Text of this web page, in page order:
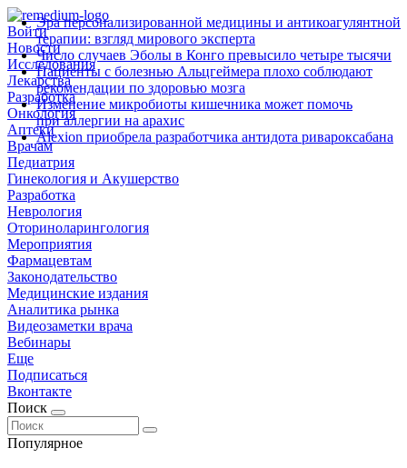
Войти
Новости
Исследования
Лекарства
Разработка
Онкология
Аптеки
Врачам
Педиатрия
Гинекология и Акушерство
Разработка
Неврология
Оториноларингология
Мероприятия
Фармацевтам
Законодательство
Медицинские издания
Аналитика рынка
Видеозаметки врача
Вебинары
Еще
Подписаться
Вконтакте
Поиск
Популярное
Эра персонализированной медицины и антикоагулянтной
терапии: взгляд мирового эксперта
Число случаев Эболы в Конго превысило четыре тысячи
Пациенты с болезнью Альцгеймера плохо соблюдают
рекомендации по здоровью мозга
Изменение микробиоты кишечника может помочь
при аллергии на арахис
Alexion приобрела разработчика антидота ривароксабана